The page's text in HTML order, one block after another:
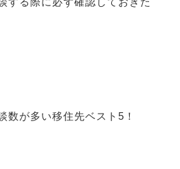
数が多い移住先ベスト5！